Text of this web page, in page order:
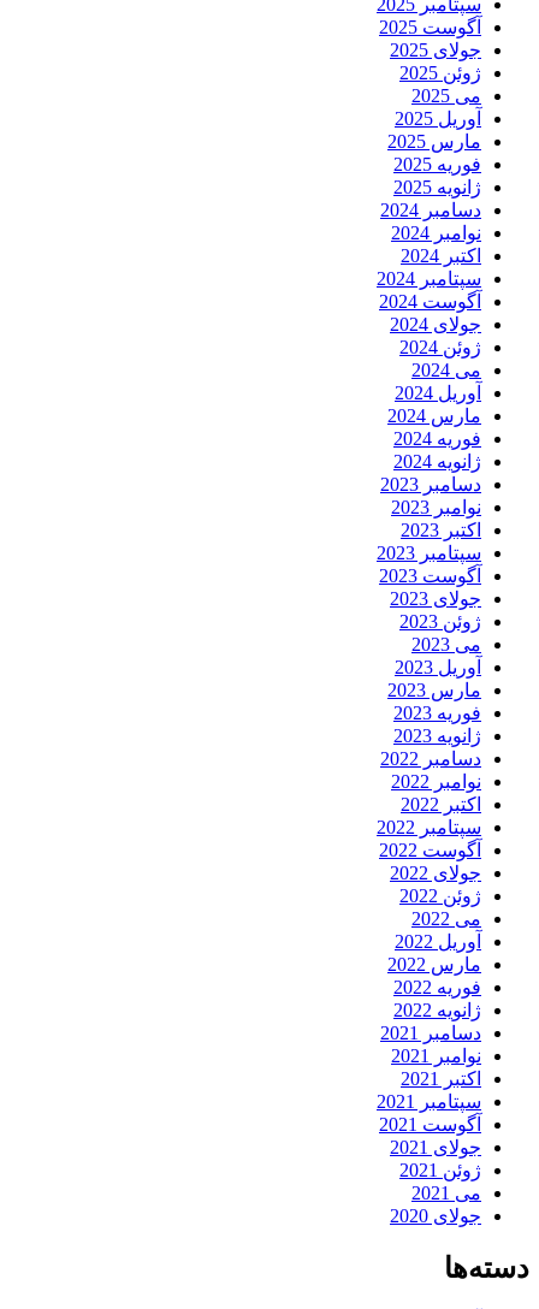
سپتامبر 2025
آگوست 2025
جولای 2025
ژوئن 2025
می 2025
آوریل 2025
مارس 2025
فوریه 2025
ژانویه 2025
دسامبر 2024
نوامبر 2024
اکتبر 2024
سپتامبر 2024
آگوست 2024
جولای 2024
ژوئن 2024
می 2024
آوریل 2024
مارس 2024
فوریه 2024
ژانویه 2024
دسامبر 2023
نوامبر 2023
اکتبر 2023
سپتامبر 2023
آگوست 2023
جولای 2023
ژوئن 2023
می 2023
آوریل 2023
مارس 2023
فوریه 2023
ژانویه 2023
دسامبر 2022
نوامبر 2022
اکتبر 2022
سپتامبر 2022
آگوست 2022
جولای 2022
ژوئن 2022
می 2022
آوریل 2022
مارس 2022
فوریه 2022
ژانویه 2022
دسامبر 2021
نوامبر 2021
اکتبر 2021
سپتامبر 2021
آگوست 2021
جولای 2021
ژوئن 2021
می 2021
جولای 2020
دسته‌ها